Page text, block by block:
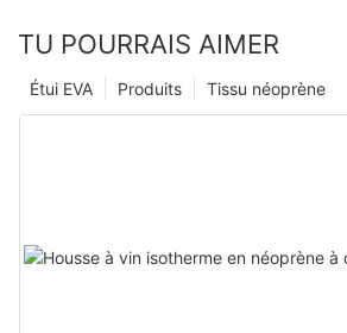
TU POURRAIS AIMER
Tissu néoprène
Produits
Étui EVA